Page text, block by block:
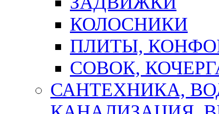
КОЛОСНИКИ
ПЛИТЫ,
СОВОК,
САНТЕХНИКА,